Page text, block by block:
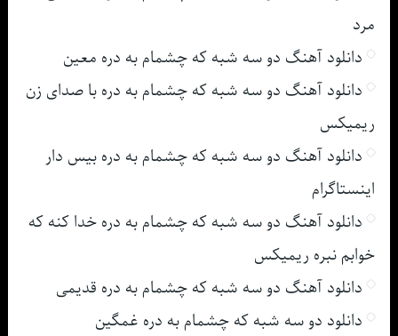
مرد
دانلود آهنگ دو سه شبه که چشمام به دره معین
دانلود آهنگ دو سه شبه که چشمام به دره با صدای زن
ریمیکس
دانلود آهنگ دو سه شبه که چشمام به دره بیس دار
اینستاگرام
دانلود آهنگ دو سه شبه که چشمام به دره خدا کنه که
خوابم نبره ریمیکس
دانلود آهنگ دو سه شبه که چشمام به دره قدیمی
دانلود دو سه شبه که چشمام به دره غمگین